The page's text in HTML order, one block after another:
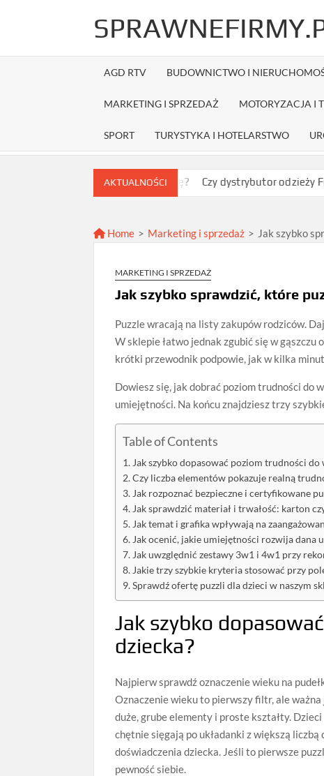
AGD RTV BUDOWNICTWO I
MARKETING I SPRZEDAŻ MOTORYZACJA I
SPORT TURYSTYKA I HOTELARSTWO
AKTUALNOŚCI
wybrać najlepszą ofertę? Czy dystrybutor odzieży Fruit of
Home > Marketing i sprzedaż > Jak szybko
MARKETING I SPRZEDAŻ
Jak szybko sprawdzić, które
Puzzle wracają na listy zakupów rodziców.
W sklepie łatwo jednak zgubić się w
krótki przewodnik podpowie, jak w kilka
Dowiesz się, jak dobrać poziom trudności do
umiejętności. Na końcu znajdziesz trzy
Table of Contents
Jak szybko dopasować poziom trudności do
Czy liczba elementów pokazuje realną
Jak rozpoznać bezpieczne i certyfikowane
Jak sprawdzić materiał i trwałość: karton
Jak temat i grafika wpływają na
Jak ocenić, jakie umiejętności rozwija dana
Jak uwzględnić zestawy 3w1 i 4w1 przy
Jakie trzy szybkie kryteria stosować przy
Sprawdź ofertę puzzli dla dzieci w naszym
Jak szybko
dziecka?
Najpierw sprawdź oznaczenie wieku na
Oznaczenie wieku to pierwszy filtr, ale
duże, grube elementy i proste kształty.
chętnie sięgają po układanki z większą
doświadczenia dziecka. Jeśli to pierwsze
pewność siebie.